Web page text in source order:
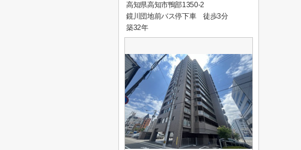
高知県高知市鴨部1350-2
鏡川団地前バス停下車 徒歩3分
築32年